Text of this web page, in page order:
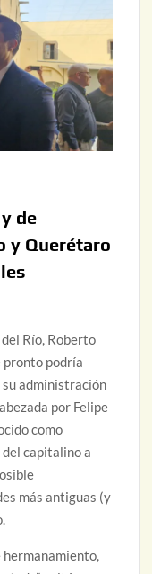
de
y Querétaro
Río, Roberto
pronto podría
administración
por Felipe
como
del capitalino a
más antiguas (y
hermanamiento,